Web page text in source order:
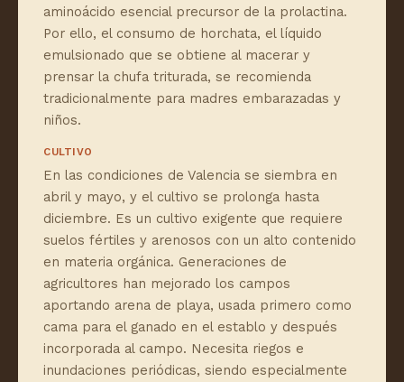
aminoácido esencial precursor de la prolactina.
Por ello, el consumo de horchata, el líquido
emulsionado que se obtiene al macerar y
prensar la chufa triturada, se recomienda
tradicionalmente para madres embarazadas y
niños.
CULTIVO
En las condiciones de Valencia se siembra en
abril y mayo, y el cultivo se prolonga hasta
diciembre. Es un cultivo exigente que requiere
suelos fértiles y arenosos con un alto contenido
en materia orgánica. Generaciones de
agricultores han mejorado los campos
aportando arena de playa, usada primero como
cama para el ganado en el establo y después
incorporada al campo. Necesita riegos e
inundaciones periódicas, siendo especialmente